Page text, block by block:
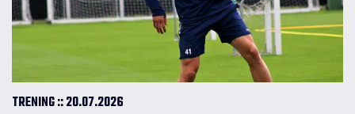
TRENING :: 20.07.2026